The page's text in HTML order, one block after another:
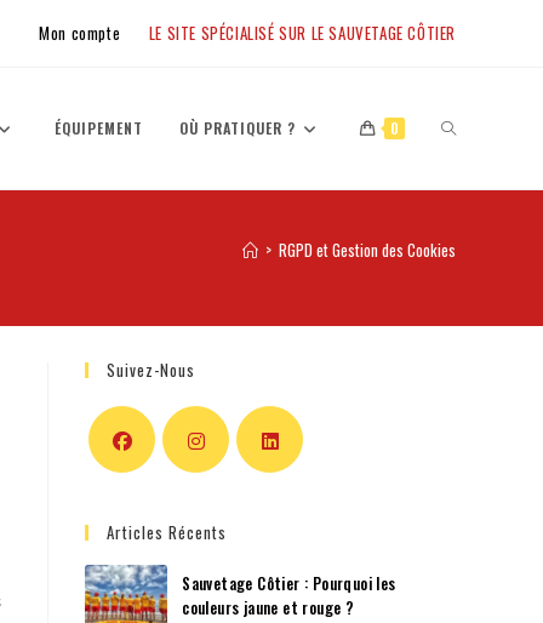
Mon compte LE SITE SPÉCIALISÉ SUR LE SAUVETAGE CÔTIER
ÉQUIPEMENT OÙ PRATIQUER ? 0
> RGPD et Gestion des Cookies
Suivez-Nous
Articles Récents
Sauvetage Côtier : Pourquoi les
couleurs jaune et rouge ?